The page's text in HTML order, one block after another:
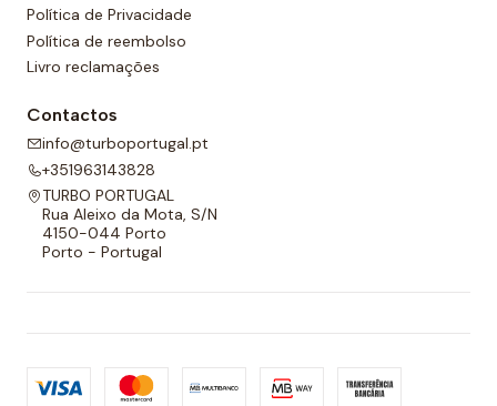
Política de Privacidade
Política de reembolso
Livro reclamações
Contactos
info@turboportugal.pt
+351963143828
TURBO PORTUGAL
Rua Aleixo da Mota, S/N
4150-044 Porto
Porto - Portugal